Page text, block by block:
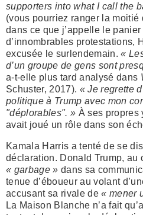
supporters into what I call the
(vous pourriez ranger la moitié
dans ce que j’appelle le
d’innombrables protestations,
excusée le surlendemain.«
d’un groupe de gens sont
a-t-elle plus tard analysé dans
Schuster, 2017). « Je regrette
politique à Trump avec mon
"déplorables". » À ses propres
avait joué un rôle dans son
Kamala Harris a tenté de se
déclaration. Donald Trump, au
« garbage » dans sa
tenue d’éboueur au volant
accusant sa rivale de« mener
La Maison Blanche n’a fait